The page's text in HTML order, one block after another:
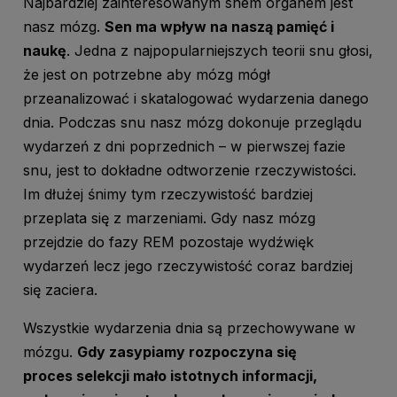
nasz mózg. Sen ma wpływ na naszą pamięć i
naukę. Jedna z najpopularniejszych teorii snu głosi,
że jest on potrzebne aby mózg mógł
przeanalizować i skatalogować wydarzenia danego
dnia. Podczas snu nasz mózg dokonuje przeglądu
wydarzeń z dni poprzednich – w pierwszej fazie
snu, jest to dokładne odtworzenie rzeczywistości.
Im dłużej śnimy tym rzeczywistość bardziej
przeplata się z marzeniami. Gdy nasz mózg
przejdzie do fazy REM pozostaje wydźwięk
wydarzeń lecz jego rzeczywistość coraz bardziej
się zaciera.
Wszystkie wydarzenia dnia są przechowywane w
mózgu. Gdy zasypiamy rozpoczyna się
proces selekcji mało istotnych informacji,